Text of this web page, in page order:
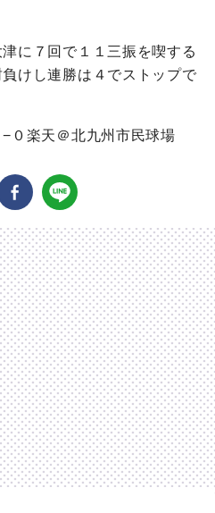
に７回で１１三振を喫する
けし連勝は４でストップで
−０楽天＠北九州市民球場